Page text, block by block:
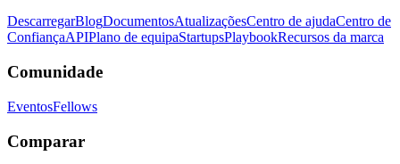
DescarregarBlogDocumentosAtualizaçõesCentro de ajudaCentro de
ConfiançaAPIPlano de equipaStartupsPlaybookRecursos da marca
Comunidade
EventosFellows
Comparar